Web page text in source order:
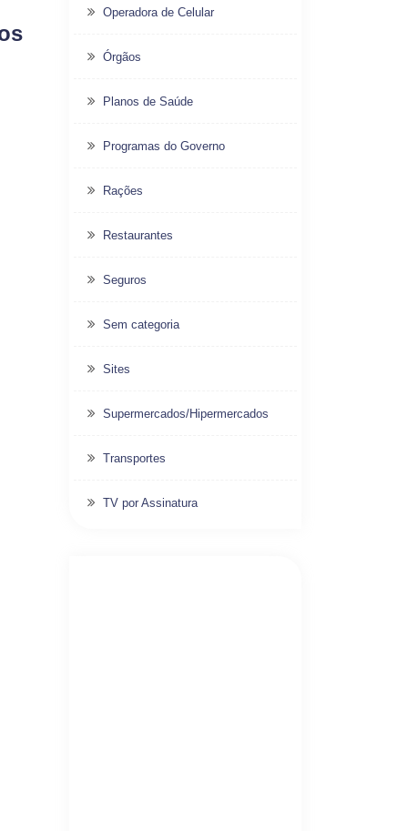
Operadora de Celular
Órgãos
Planos de Saúde
Programas do Governo
Rações
Restaurantes
Seguros
Sem categoria
Sites
Supermercados/Hipermercados
Transportes
TV por Assinatura